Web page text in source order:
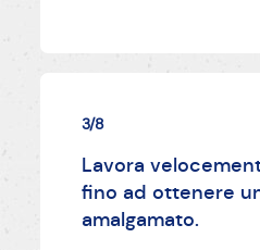
3/8
Lavora
fino ad ottenere
amalgamato.